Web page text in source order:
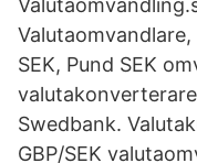
Valutaomvandlare,
SEK, Pund SEK
Swedbank.
GBP/SEK